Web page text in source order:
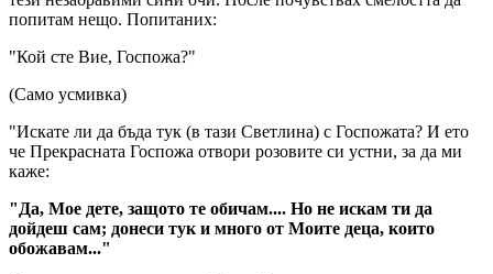
попитам нещо. Попитаних:
"Кой сте Вие, Госпожа?"
(Само усмивка)
"Искате ли да бъда тук (в тази Светлина) с Госпожата? И ето
че Прекрасната Госпожа отвори розовите си устни, за да ми
каже:
"Да, Мое дете, защото те обичам.... Но не искам ти да
дойдеш сам; донеси тук и много от Моите деца, които
обожавам..."